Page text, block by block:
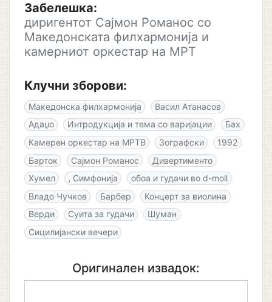
Забелешка:
диригентот Сајмон Романос со
Македонската филхармонија и
камерниот оркестар на МРТ
Клучни зборови:
Македонска филхармонија
Васил Атанасов
Адаџо
Интродукција и тема со варијации
Бах
Камерен оркестар на МРТВ
Зографски
1992
Барток
Сајмон Романос
Дивертименто
Хумел
‚ Симфонија
обоа и гудачи во d-moll
Владо Чучков
Барбер
Концерт за виолина
Верди
Суита за гудачи
Шуман
Сицилијански вечери
Оригинален извадок: